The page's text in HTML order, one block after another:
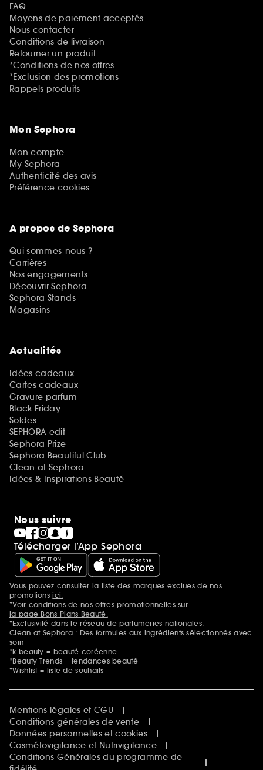
FAQ
Moyens de paiement acceptés
Nous contacter
Conditions de livraison
Retourner un produit
*Conditions de nos offres
*Exclusion des promotions
Rappels produits
Mon Sephora
Mon compte
My Sephora
Authenticité des avis
Préférence cookies
A propos de Sephora
Qui sommes-nous ?
Carrières
Nos engagements
Découvrir Sephora
Sephora Stands
Magasins
Actualités
Idées cadeaux
Cartes cadeaux
Gravure parfum
Black Friday
Soldes
SEPHORA edit
Sephora Prize
Sephora Beautiful Club
Clean at Sephora
Idées & Inspirations Beauté
Nous suivre
Télécharger l’App Sephora
Mentions additionnelles
Vous pouvez consulter la liste des marques exclues de nos
promotionsici.
*Voir conditions de nos offres promotionnelles sur
la page Bons Plans Beauté.
*Exclusivité dans le réseau de parfumeries nationales.
Clean at Sephora : Des formules aux ingrédients sélectionnés avec
soin
*k-beauty = beauté coréenne
*Beauty Trends = tendances beauté
*Wishlist = liste de souhaits
Mentions légales et CGU
Conditions générales de vente
Données personnelles et cookies
Cosmétovigilance et Nutrivigilance
Conditions Générales du programme de